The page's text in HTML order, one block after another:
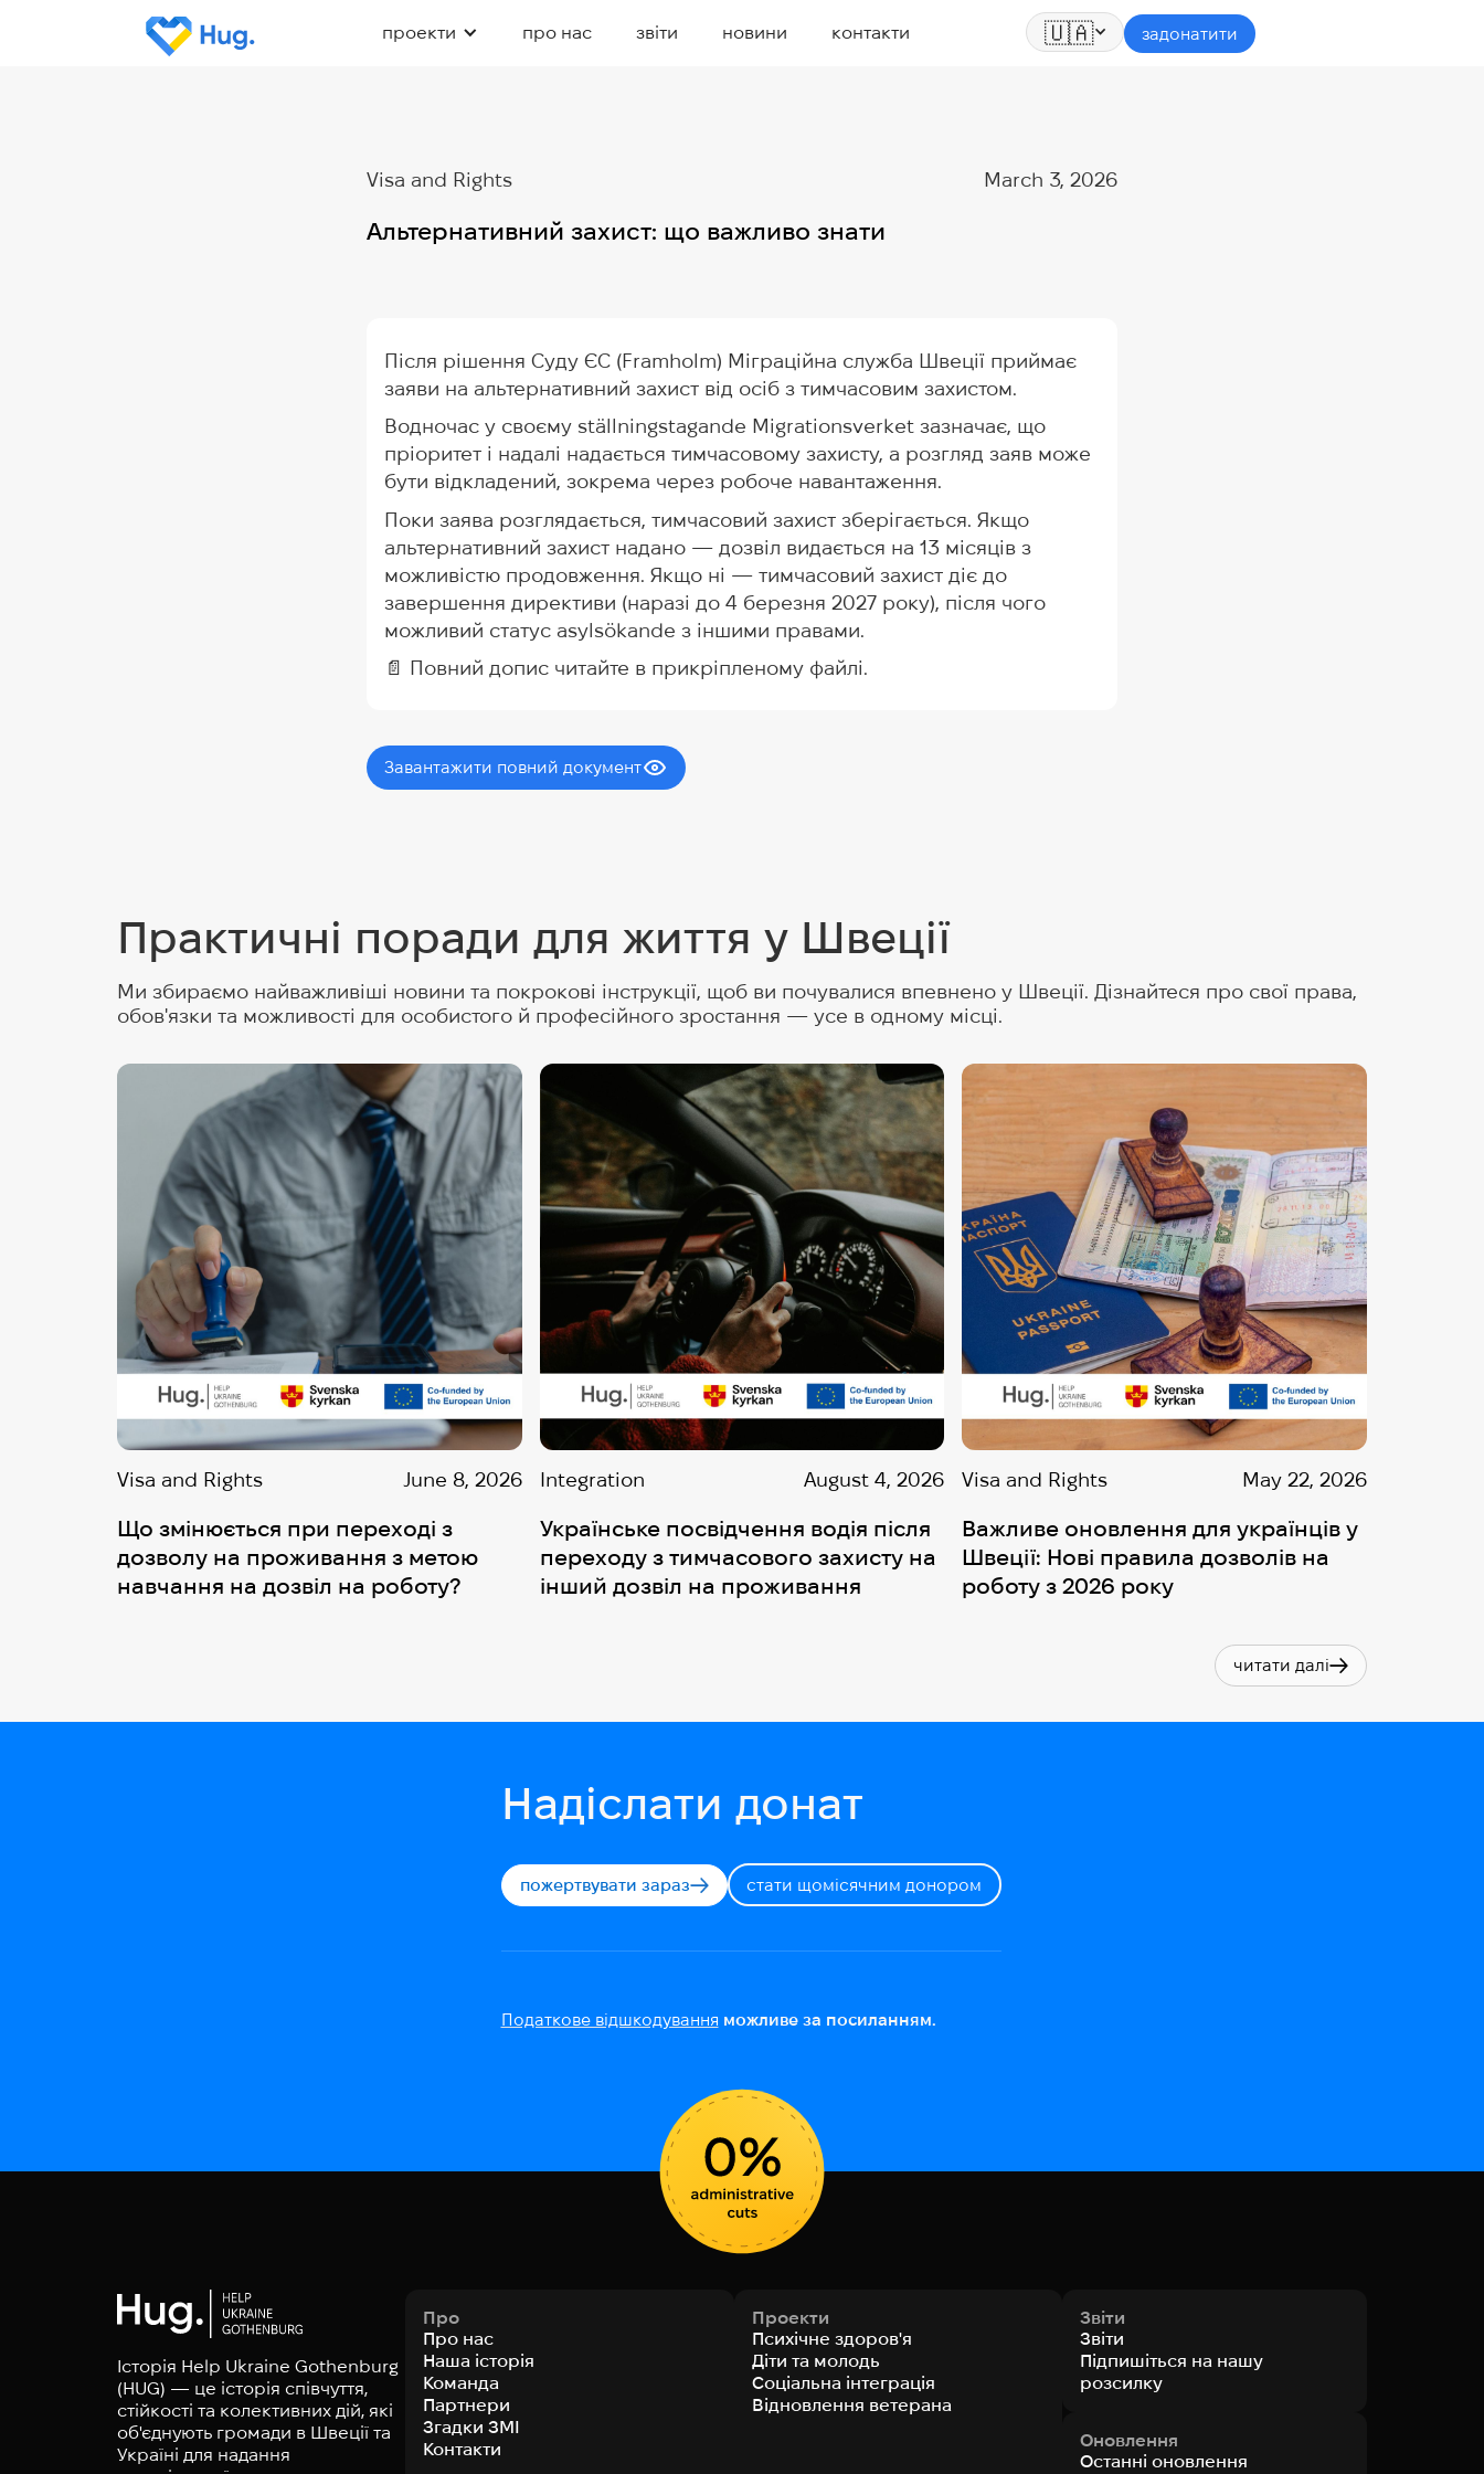
проекти про нас звіти новини контакти 🇺🇦 задонатити
Visa and Rights March 3, 2026
Альтернативний захист: що важливо знати
Після рішення Суду ЄС (Framholm) Міграційна служба Швеції приймає
заяви на альтернативний захист від осіб з тимчасовим захистом.
Водночас у своєму ställningstagande Migrationsverket зазначає, що
пріоритет і надалі надається тимчасовому захисту, а розгляд заяв може
бути відкладений, зокрема через робоче навантаження.
Поки заява розглядається, тимчасовий захист зберігається. Якщо
альтернативний захист надано — дозвіл видається на 13 місяців з
можливістю продовження. Якщо ні — тимчасовий захист діє до
завершення директиви (наразі до 4 березня 2027 року), після чого
можливий статус asylsökande з іншими правами.
📄 Повний допис читайте в прикріпленому файлі.
Завантажити повний документ
Практичні поради для життя у Швеції
Ми збираємо найважливіші новини та покрокові інструкції, щоб ви почувалися впевнено у Швеції. Дізнайтеся про свої права,
обов'язки та можливості для особистого й професійного зростання — усе в одному місці.
Visa and Rights June 8, 2026
Що змінюється при переході з
дозволу на проживання з метою
навчання на дозвіл на роботу?
Integration August 4, 2026
Українське посвідчення водія після
переходу з тимчасового захисту на
інший дозвіл на проживання
Visa and Rights May 22, 2026
Важливе оновлення для українців у
Швеції: Нові правила дозволів на
роботу з 2026 року
читати далі
Надіслати донат
пожертвувати зараз стати щомісячним донором
Податкове відшкодування можливе за посиланням.
Історія Help Ukraine Gothenburg
(HUG) — це історія співчуття,
стійкості та колективних дій, які
об'єднують громади в Швеції та
Україні для надання
Про
Про нас
Наша історія
Команда
Партнери
Згадки ЗМІ
Контакти
Проекти
Психічне здоров'я
Діти та молодь
Соціальна інтеграція
Відновлення ветерана
Звіти
Звіти
Підпишіться на нашу
розсилку
Оновлення
Останні оновлення